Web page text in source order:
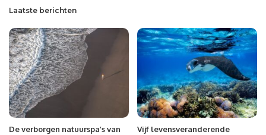
Laatste berichten
De verborgen natuurspa’s van
Vijf levensveranderende